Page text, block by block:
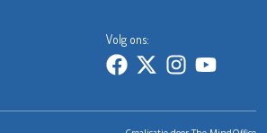
Volg ons: